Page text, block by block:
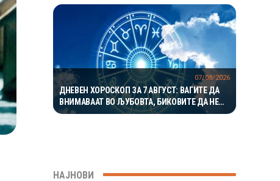
ДНЕВЕН ХОРОСКОП ЗА 7 АВГУСТ: ВАГИТЕ ДА
ВНИМАВААТ ВО ЉУБОВТА, БИКОВИТЕ ДА НЕ
РИЗИКУВААТ НА РАБОТА
07/08/2026
НАЈНОВИ